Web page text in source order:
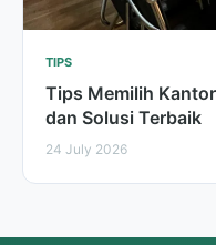
TIPS
Tips Memilih
dan Solusi Terbaik
24 July 2026